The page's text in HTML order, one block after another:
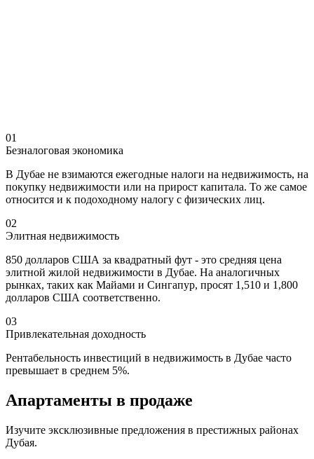
01
Безналоговая экономика
В Дубае не взимаются ежегодные налоги на недвижимость, на
покупку недвижимости или на прирост капитала. То же самое
относится и к подоходному налогу с физических лиц.
02
Элитная недвижимость
850 долларов США за квадратный фут - это средняя цена
элитной жилой недвижимости в Дубае. На аналогичных
рынках, таких как Майами и Сингапур, просят 1,510 и 1,800
долларов США соответственно.
03
Привлекательная доходность
Рентабельность инвестиций в недвижимость в Дубае часто
превышает в среднем 5%.
Апартаменты в продаже
Изучите эксклюзивные предложения в престижных районах
Дубая.